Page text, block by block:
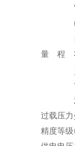
量 程
过载压力
精度等级